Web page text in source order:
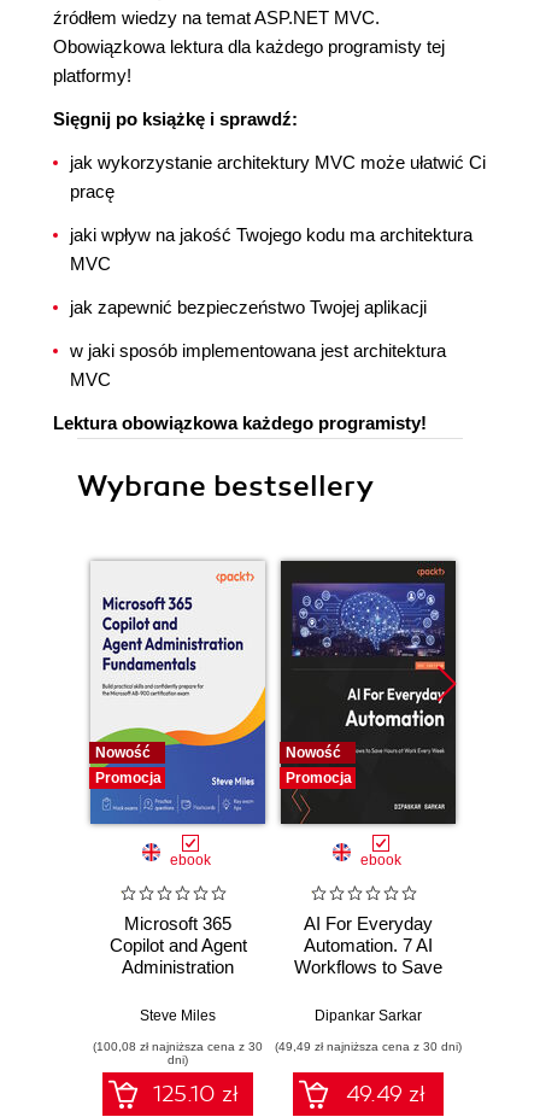
źródłem wiedzy na temat ASP.NET MVC.
Obowiązkowa lektura dla każdego programisty tej
platformy!
Sięgnij po książkę i sprawdź:
jak wykorzystanie architektury MVC może ułatwić Ci
pracę
jaki wpływ na jakość Twojego kodu ma architektura
MVC
jak zapewnić bezpieczeństwo Twojej aplikacji
w jaki sposób implementowana jest architektura
MVC
Lektura obowiązkowa każdego programisty!
Wybrane bestsellery
Nowość
Promocja
ebook
Microsoft 365
Copilot and Agent
Administration
Build practical
confidently prepare
for the Microsoft
AB-900 certification
Steve Miles
(100,08 zł najniższa cena z 30
dni)
125.10 zł
Nowość
Promocja
ebook
AI For Everyday
Automation. 7 AI
Workflows to Save
Every Week
Dipankar Sarkar
(49,49 zł najniższa cena z 30 dni)
49.49 zł